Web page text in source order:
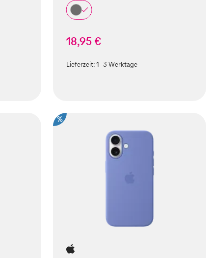
18,95 €
Lieferzeit:1-3 Werktage
%